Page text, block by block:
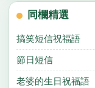
同欄精選
搞笑短信祝福語
節日短信
老婆的生日祝福語